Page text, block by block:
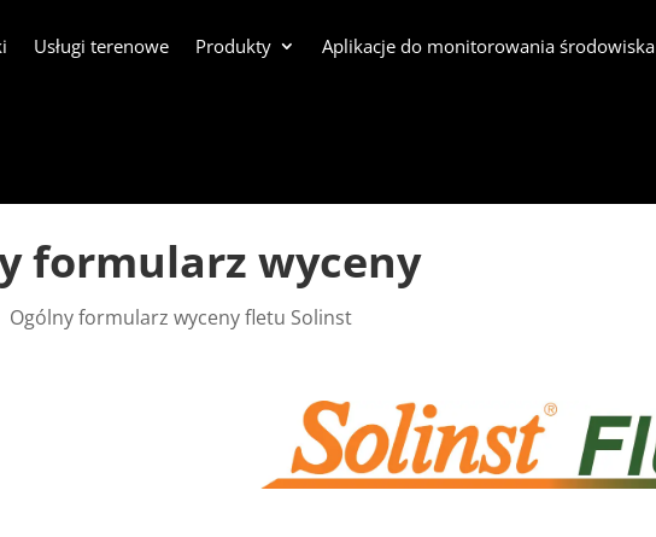
Usługi terenowe Produkty Aplikacje do monitorowania środowiska
formularz wyceny
Ogólny formularz wyceny fletu Solinst